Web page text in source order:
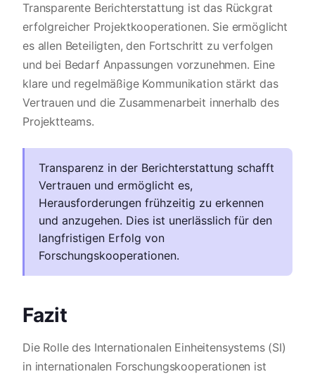
Transparente Berichterstattung ist das Rückgrat
erfolgreicher Projektkooperationen. Sie ermöglicht
es allen Beteiligten, den Fortschritt zu verfolgen
und bei Bedarf Anpassungen vorzunehmen. Eine
klare und regelmäßige Kommunikation stärkt das
Vertrauen und die Zusammenarbeit innerhalb des
Projektteams.
Transparenz in der Berichterstattung schafft
Vertrauen und ermöglicht es,
Herausforderungen frühzeitig zu erkennen
und anzugehen. Dies ist unerlässlich für den
langfristigen Erfolg von
Forschungskooperationen.
Fazit
Die Rolle des Internationalen Einheitensystems (SI)
in internationalen Forschungskooperationen ist